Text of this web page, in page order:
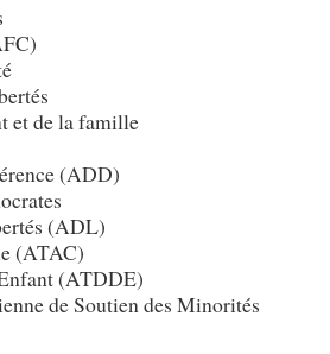
et de la famille
(ADD)
(ADL)
(ATAC)
(ATDDE)
de Soutien des Minorités